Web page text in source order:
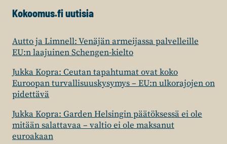
Kokoomus.fi uutisia
Autto ja Limnell: Venäjän armeijassa palvelleille
EU:n laajuinen Schengen-kielto
Jukka Kopra: Ceutan tapahtumat ovat koko
Euroopan turvallisuuskysymys – EU:n ulkorajojen on
pidettävä
Jukka Kopra: Garden Helsingin päätöksessä ei ole
mitään salattavaa – valtio ei ole maksanut
euroakaan